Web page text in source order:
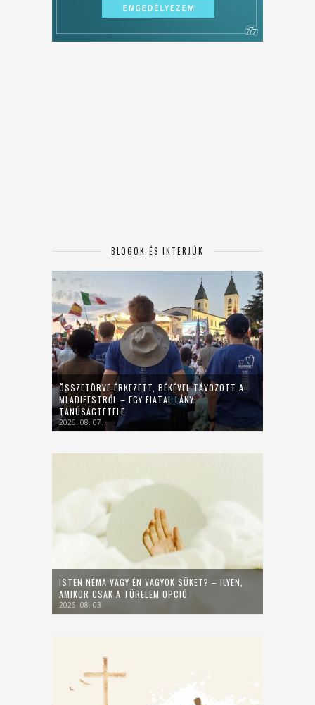
BLOGOK ÉS INTERJÚK
ÖSSZETÖRVE ÉRKEZETT, BÉKÉVEL TÁVOZOTT A
MLADIFESTRŐL – EGY FIATAL LÁNY
TANÚSÁGTÉTELE
2026. 08. 07.
ISTEN NÉMA VAGY ÉN VAGYOK SÜKET? – ILYEN,
AMIKOR CSAK A TÜRELEM OPCIÓ
2026. 08. 03.